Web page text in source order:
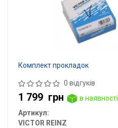
Комплект прокладок
0 відгуків
1 799 грн
в наявності
Артикул:
VICTOR REINZ